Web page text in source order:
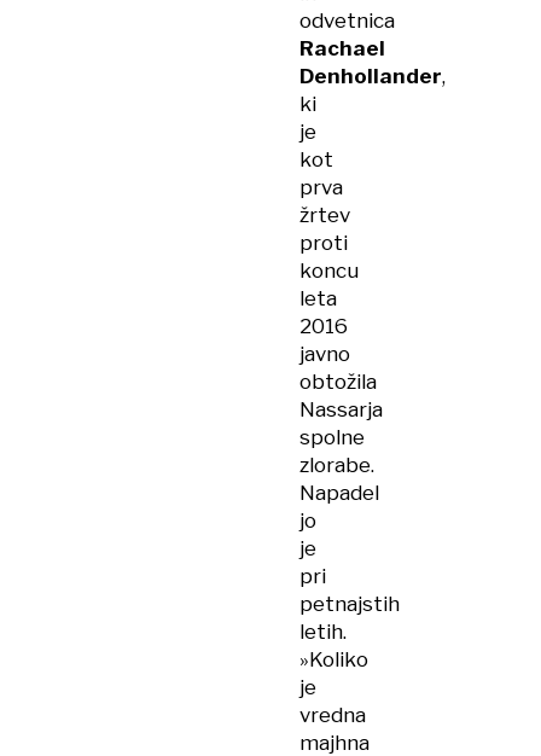
odvetnica
Rachael
Denhollander,
ki
je
kot
prva
žrtev
proti
koncu
leta
2016
javno
obtožila
Nassarja
spolne
zlorabe.
Napadel
jo
je
pri
petnajstih
letih.
»Koliko
je
vredna
majhna